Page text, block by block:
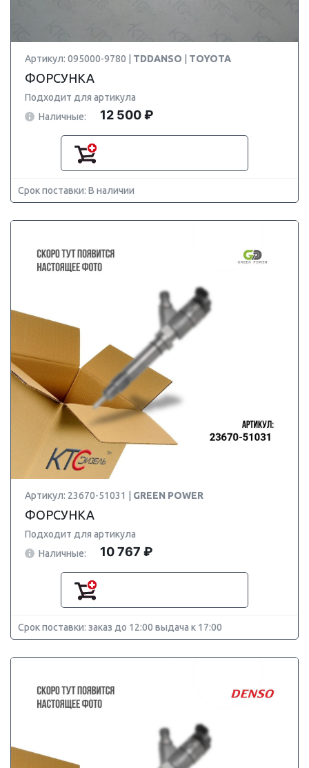
Артикул: 095000-9780 | TDDANSO TOYOTA
ФОРСУНКА
Подходит для артикула
Наличные:
12 500 ₽
Срок поставки: В наличии
Артикул: 23670-51031 | GREEN POWER
ФОРСУНКА
Подходит для артикула
Наличные:
10 767 ₽
Срок поставки: заказ до 12:00 выдача к 17:00